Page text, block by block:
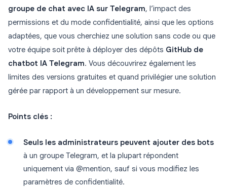
groupe de chat avec IA sur Telegram, l’impact des
permissions et du mode confidentialité, ainsi que les options
adaptées, que vous cherchiez une solution sans code ou que
votre équipe soit prête à déployer des dépôts GitHub de
chatbot IA Telegram. Vous découvrirez également les
limites des versions gratuites et quand privilégier une solution
gérée par rapport à un développement sur mesure.
Points clés :
Seuls les administrateurs peuvent ajouter des bots
à un groupe Telegram, et la plupart répondent
uniquement via @mention, sauf si vous modifiez les
paramètres de confidentialité.